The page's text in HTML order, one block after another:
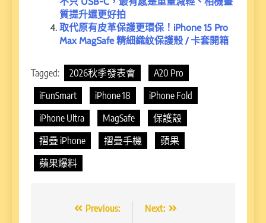
質提升還更好拍
取代原有皮革保護更環保！iPhone 15 Pro
Max MagSafe 精細織紋保護殼 / 卡套開箱
Tagged: 2026秋季發表會
A20 Pro
iFunSmart
iPhone 18
iPhone Fold
iPhone Ultra
MagSafe
保護殼
摺疊 iPhone
摺疊手機
蘋果
蘋果爆料
Previous:
Next: